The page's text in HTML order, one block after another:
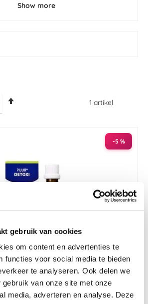
gebruik van cookies
om content en advertenties te
functies voor social media te bieden
te analyseren. Ook delen we
gebruik van onze site met onze
media, adverteren en analyse. Deze
1 artikel
-5 %
4.3
star
rating
43 Beoordelingen
Detoxi Paard 100 ml
Show more